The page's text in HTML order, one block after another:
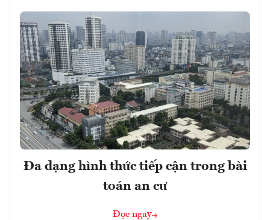
Đa dạng hình thức tiếp cận trong bài
toán an cư
Đọc ngay